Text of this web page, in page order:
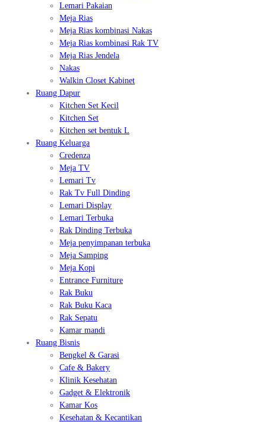
Lemari Pakaian
Meja Rias
Meja Rias kombinasi Nakas
Meja Rias kombinasi Rak TV
Meja Rias Jendela
Nakas
Walkin Closet Kabinet
Ruang Dapur
Kitchen Set Kecil
Kitchen Set
Kitchen set bentuk L
Ruang Keluarga
Credenza
Meja TV
Lemari Tv
Rak Tv Full Dinding
Lemari Display
Lemari Terbuka
Rak Dinding Terbuka
Meja penyimpanan terbuka
Meja Samping
Meja Kopi
Entrance Furniture
Rak Buku
Rak Buku Kaca
Rak Sepatu
Kamar mandi
Ruang Bisnis
Bengkel & Garasi
Cafe & Bakery
Klinik Kesehatan
Gadget & Elektronik
Kamar Kos
Kesehatan & Kecantikan